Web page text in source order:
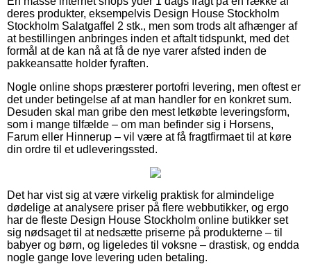
deres produkter, eksempelvis Design House Stockholm
Stockholm Salatgaffel 2 stk., men som trods alt afhænger af
at bestillingen anbringes inden et aftalt tidspunkt, med det
formål at de kan nå at få de nye varer afsted inden de
pakkeansatte holder fyraften.
Nogle online shops præsterer portofri levering, men oftest er
det under betingelse af at man handler for en konkret sum.
Desuden skal man gribe den mest letkøbte leveringsform,
som i mange tilfælde – om man befinder sig i Horsens,
Farum eller Hinnerup – vil være at få fragtfirmaet til at køre
din ordre til et udleveringssted.
Det har vist sig at være virkelig praktisk for almindelige
dødelige at analysere priser på flere webbutikker, og ergo
har de fleste Design House Stockholm online butikker set
sig nødsaget til at nedsætte priserne på produkterne – til
babyer og børn, og ligeledes til voksne – drastisk, og endda
nogle gange love levering uden betaling.